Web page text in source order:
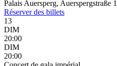
Palais Auersperg, Auerspergstraße
Réserverdes billets
13
DIM
20:00
DIM
20:00